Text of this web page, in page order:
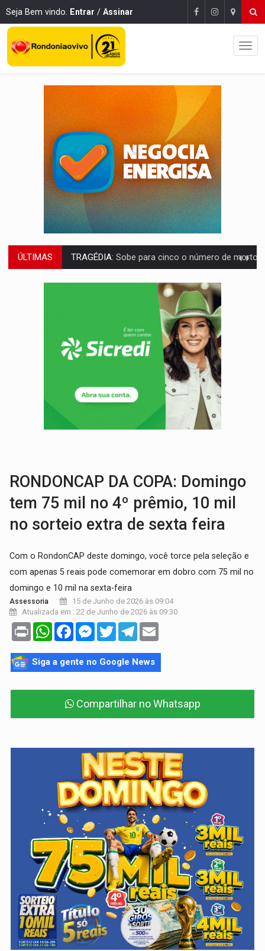
Seja Bem vindo. Entrar / Assinar
ÚLTIMAS TRANSPORTE DE ARROZ:MPF assegura cumprimento da legislação sobre transporte
DEEPFAKE:Sancionada lei contra violência sexual infantil na
Brasil e Rússia discutem energia nuclear, defesa e
Colisão entre caminhão e carro deixa quatro mortos e um em
ENCONTRO:Amazônia Negra ganha projeção nacional com participação de
Porto Velho tem chances de chuvas isoladas nesta
SINDICATOS UNIDOS: Assembleia Geral delibera greve da educação
PROCESSO SELETIVO: Rondoniaovivo abre oficina de Comunicação com
RONDONCAP DA COPA: Domingo
tem 75 mil no 4º prêmio, 10 mil
no sorteio extra de sexta feira
Com o RondonCAP deste domingo, você torce pela seleção e
com apenas 5 reais pode comemorar em dobro com 75 mil no
domingo e 10 mil na sexta-feira
Assessoria
15 de Junho de 2026 às 09:04
Atualizada em : 22 de Junho de 2026 às 09:30
Print WhatsAppFacebookMessenger
TwitterTelegram
Siga a gente no Google News
Compartilhar no Whatsapp